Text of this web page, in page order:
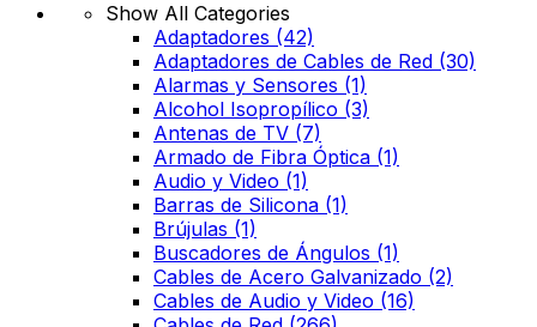
Show All Categories
Adaptadores (42)
Adaptadores de Cables de Red (30)
Alarmas y Sensores (1)
Alcohol Isopropílico (3)
Antenas de TV (7)
Armado de Fibra Óptica (1)
Audio y Video (1)
Barras de Silicona (1)
Brújulas (1)
Buscadores de Ángulos (1)
Cables de Acero Galvanizado (2)
Cables de Audio y Video (16)